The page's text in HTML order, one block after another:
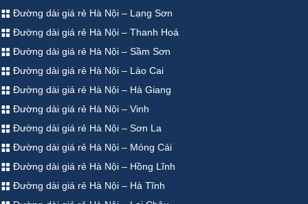
Đường dài giá rẻ Hà Nội – Lạng Sơn
Đường dài giá rẻ Hà Nội – Thanh Hoá
Đường dài giá rẻ Hà Nội – Sầm Sơn
Đường dài giá rẻ Hà Nội – Lào Cai
Đường dài giá rẻ Hà Nội – Hà Giang
Đường dài giá rẻ Hà Nội – Vinh
Đường dài giá rẻ Hà Nội – Sơn La
Đường dài giá rẻ Hà Nội – Móng Cái
Đường dài giá rẻ Hà Nội – Hồng Lĩnh
Đường dài giá rẻ Hà Nội – Hà Tĩnh